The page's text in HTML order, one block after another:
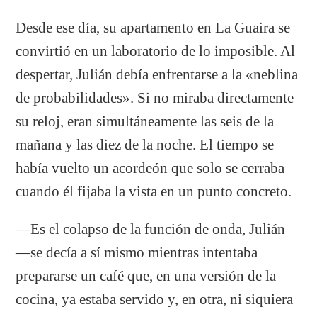
Desde ese día, su apartamento en La Guaira se
convirtió en un laboratorio de lo imposible. Al
despertar, Julián debía enfrentarse a la «neblina
de probabilidades». Si no miraba directamente
su reloj, eran simultáneamente las seis de la
mañana y las diez de la noche. El tiempo se
había vuelto un acordeón que solo se cerraba
cuando él fijaba la vista en un punto concreto.
—Es el colapso de la función de onda, Julián
—se decía a sí mismo mientras intentaba
prepararse un café que, en una versión de la
cocina, ya estaba servido y, en otra, ni siquiera